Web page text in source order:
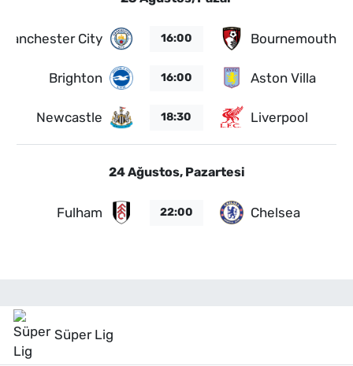
Manchester City 16:00 Bournemouth
Brighton 16:00 Aston Villa
Newcastle 18:30 Liverpool
24 Ağustos, Pazartesi
Fulham 22:00 Chelsea
Süper Lig